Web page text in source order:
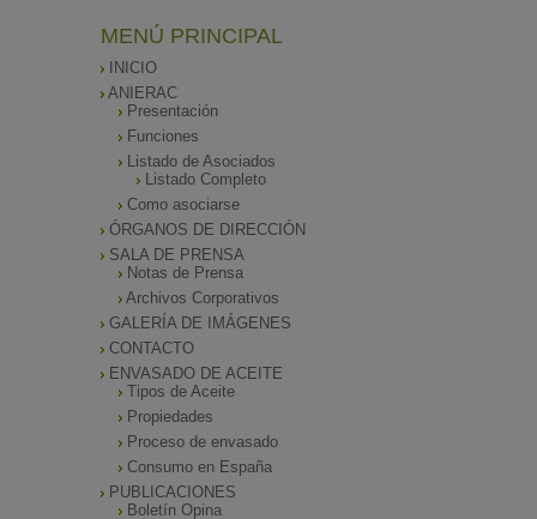
MENÚ PRINCIPAL
INICIO
ANIERAC
Presentación
Funciones
Listado de Asociados
Listado Completo
Como asociarse
ÓRGANOS DE DIRECCIÓN
SALA DE PRENSA
Notas de Prensa
Archivos Corporativos
GALERÍA DE IMÁGENES
CONTACTO
ENVASADO DE ACEITE
Tipos de Aceite
Propiedades
Proceso de envasado
Consumo en España
PUBLICACIONES
Boletín Opina